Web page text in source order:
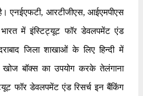
एनईएफटी, आरटीजीएस, आईएमपीएस
में इंस्टिट्यूट फॉर डेवलपमेंट एंड
जिला शाखाओं के लिए हिन्दी में
बॉक्स का उपयोग करके तेलंगाना
फॉर डेवलपमेंट एंड रिसर्च इन बैंकिंग